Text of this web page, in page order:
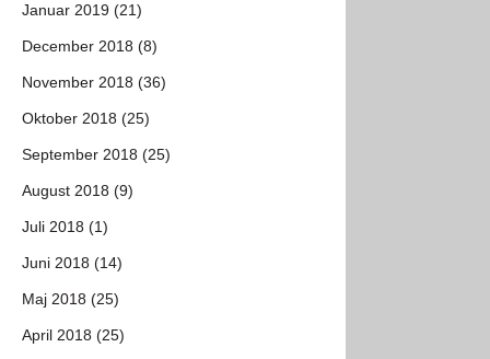
Januar 2019 (21)
December 2018 (8)
November 2018 (36)
Oktober 2018 (25)
September 2018 (25)
August 2018 (9)
Juli 2018 (1)
Juni 2018 (14)
Maj 2018 (25)
April 2018 (25)